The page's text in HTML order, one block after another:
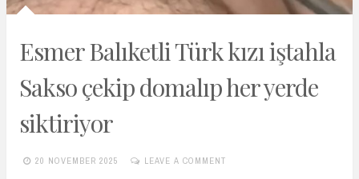
Esmer Balıketli Türk kızı iştahla
Sakso çekip domalıp her yerde
siktiriyor
20 NOVEMBER 2025
LEAVE A COMMENT